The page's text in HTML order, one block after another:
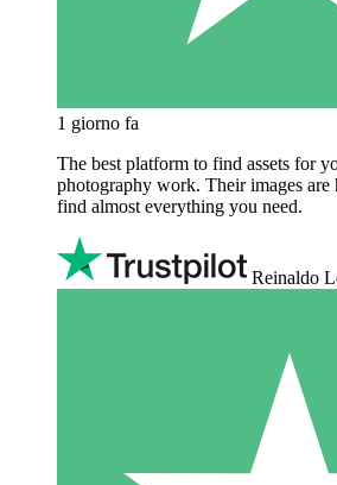
1 giorno fa
The best platform to find assets for
photography work. Their images
find almost everything you need.
Reinaldo